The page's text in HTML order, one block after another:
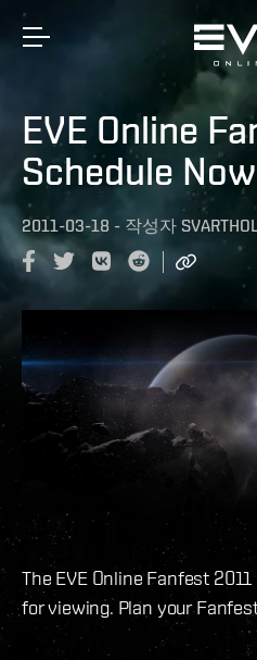
EVE Online
Schedule
2011-03-18 - 작성자
The EVE Online Fanfest
for viewing. Plan your